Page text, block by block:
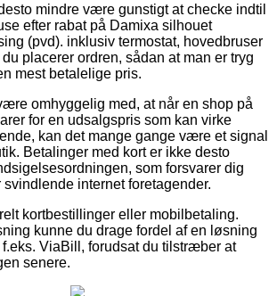
mindre være gunstigt at checke indtil
efter rabat på Damixa silhouet
(pvd). inklusiv termostat, hovedbruser
placerer ordren, sådan at man er tryg
mest betalelige pris.
omhyggelig med, at når en shop på
for en udsalgspris som kan virke
kan det mange gange være et signal
Betalinger med kort er ikke desto
som forsvarer dig
internet foretagender.
kortbestillinger eller mobilbetaling.
kunne du drage fordel af en løsning
ViaBill, forudsat du tilstræber at
senere.